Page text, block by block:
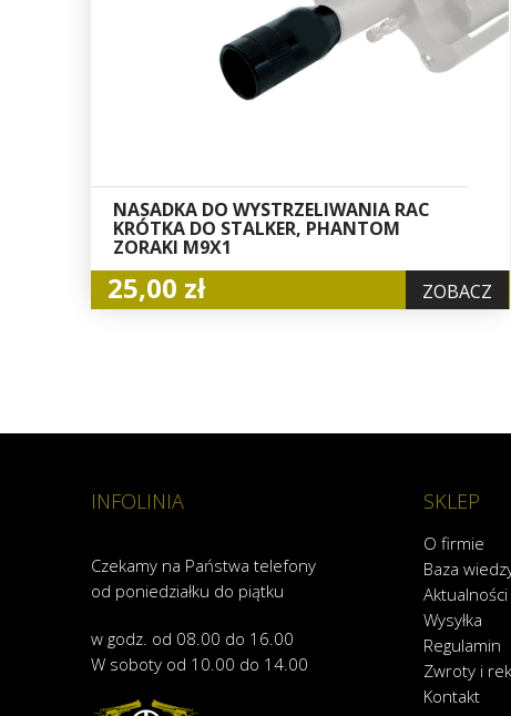
NASADKA DO WYSTRZELIWANIA RAC
KRÓTKA DO STALKER, PHANTOM
ZORAKI M9X1
25,00 zł ZOBACZ
INFOLINIA
Czekamy na Państwa telefony
od poniedziałku do piątku
w godz. od 08.00 do 16.00
W soboty od 10.00 do 14.00
SKLEP
O firmie
Baza
Aktualności
Wysyłka
Regulamin
Zwroty i
Kontakt